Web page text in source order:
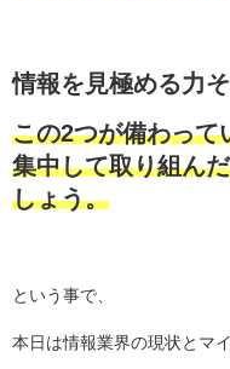
情報を見極める力
この2つが備わって
集中して取り組ん
しょう。
という事で、
本日は情報業界の現状とマ